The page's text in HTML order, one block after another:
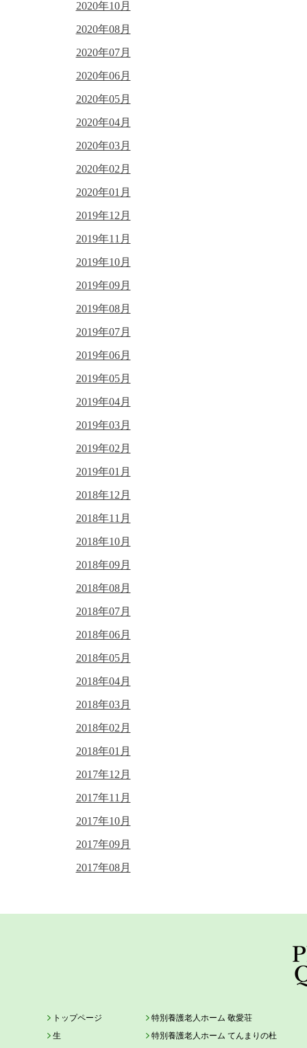
2020年10月
2020年08月
2020年07月
2020年06月
2020年05月
2020年04月
2020年03月
2020年02月
2020年01月
2019年12月
2019年11月
2019年10月
2019年09月
2019年08月
2019年07月
2019年06月
2019年05月
2019年04月
2019年03月
2019年02月
2019年01月
2018年12月
2018年11月
2018年10月
2018年09月
2018年08月
2018年07月
2018年06月
2018年05月
2018年04月
2018年03月
2018年02月
2018年01月
2017年12月
2017年11月
2017年10月
2017年09月
2017年08月
トップページ
生
特別養護老人ホーム 敬愛荘
特別養護老人ホーム てんまりの杜